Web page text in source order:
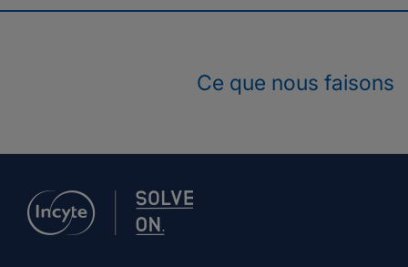
Ce que nous faisons